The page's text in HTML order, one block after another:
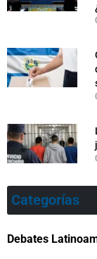
Categorías
Debates